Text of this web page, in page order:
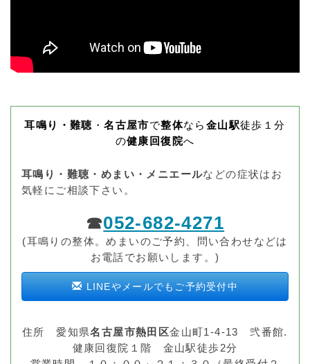
耳鳴り・難聴 ・名古屋市で整体なら 金山駅徒歩１分
の健康回復院へ
耳鳴り・難聴・めまい・メニエールなどの症状はお
気軽にご相談下さい。
☎052-682-4271
(耳鳴りの整体。めまいのご予約、問い合わせなどは
お電話でお願いします。)
LINEやメールでもご予約受付中
住所 愛知県名古屋市熱田区金山町1-4-13 弐番館.
健康回復院１階 金山駅徒歩2分